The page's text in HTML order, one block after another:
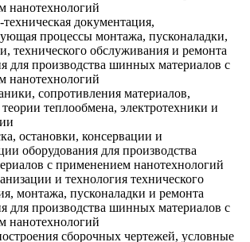
нанотехнологий
документация,
процессы монтажа, пусконаладки,
технического обслуживания и ремонта
для производства шинных материалов с
нанотехнологий
сопротивления материалов,
теплообмена, электротехники и
остановки, консервации и
оборудования для производства
с применением нанотехнологий
и технология технического
монтажа, пусконаладки и ремонта
для производства шинных материалов с
нанотехнологий
сборочных чертежей, условные